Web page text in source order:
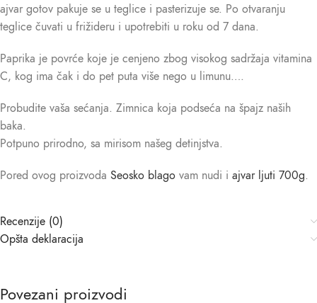
ajvar gotov pakuje se u teglice i pasterizuje se. Po otvaranju
teglice čuvati u frižideru i upotrebiti u roku od 7 dana.
Paprika je povrće koje je cenjeno zbog visokog sadržaja vitamina
C, kog ima čak i do pet puta više nego u limunu….
Probudite vaša sećanja. Zimnica koja podseća na špajz naših
baka.
Potpuno prirodno, sa mirisom našeg detinjstva.
Pored ovog proizvoda Seosko blago vam nudi i ajvar ljuti 700g.
Recenzije (0)
Opšta deklaracija
Povezani proizvodi